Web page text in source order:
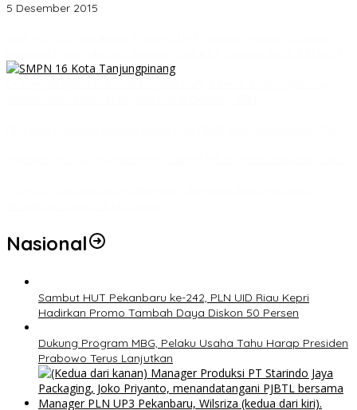
5 Desember 2015
Nasional
Sambut HUT Pekanbaru ke-242, PLN UID Riau Kepri
Hadirkan Promo Tambah Daya Diskon 50 Persen
Dukung Program MBG, Pelaku Usaha Tahu Harap Presiden
Prabowo Terus Lanjutkan